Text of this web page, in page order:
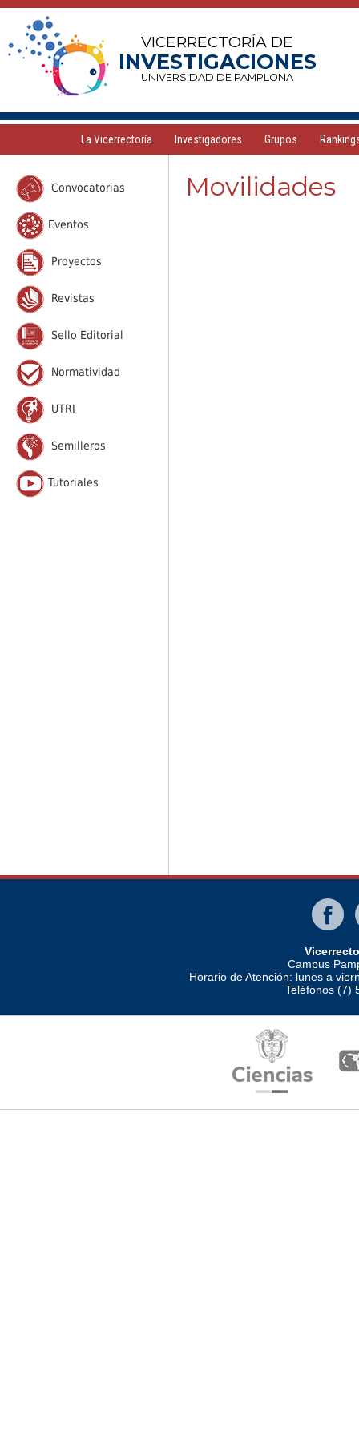
VICERRECTORÍA DE
INVESTIGACIONES
UNIVERSIDAD DE PAMPLONA
La Vicerrectoría Investigadores Grupos
Convocatorias
Eventos
Proyectos
Revistas
Sello Editorial
Normatividad
UTRI
Semilleros
Tutoriales
Movilidades
Campus
Horario de Atención: lunes a
Teléfonos (7)